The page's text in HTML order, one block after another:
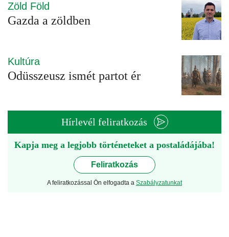
Zöld Föld
Gazda a zöldben
Kultúra
Odüsszeusz ismét partot ér
Hírlevél feliratkozás
Kapja meg a legjobb történeteket a postaládájába!
Feliratkozás
A feliratkozással Ön elfogadta a Szabályzatunkat